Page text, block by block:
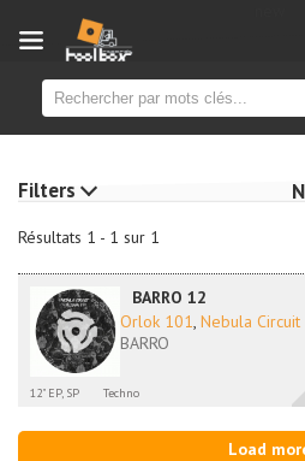
Résultats 1 - 1 sur 1
BARRO 12
Orlok 101, Nebula Circuit
BARRO
12" EP, SP Techno
Load
Filters